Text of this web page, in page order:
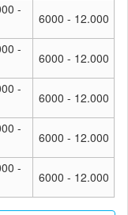
-
6000 - 12.000
-
6000 - 12.000
-
6000 - 12.000
-
6000 - 12.000
-
6000 - 12.000